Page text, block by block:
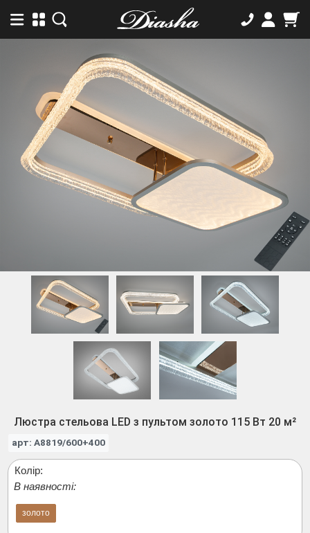
Люстра стельова LED з пультом золото 115 Вт 20 м²
арт: A8819/600+400
Колір:
В наявності:
золото